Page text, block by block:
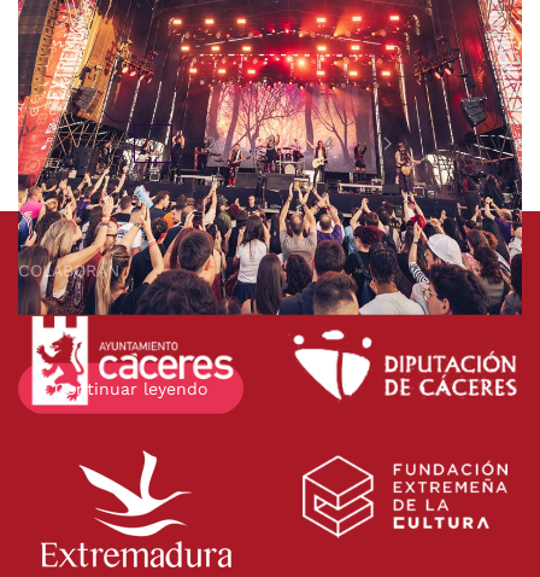
Continuar leyendo
1 2 3 4
COLABORAN